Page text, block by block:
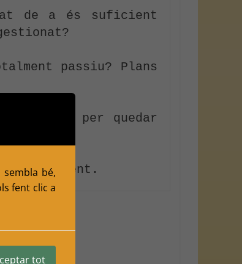
de a és suficient
passiu? Plans
blanques per quedar
raonament.
bé,
fent clic a
tot